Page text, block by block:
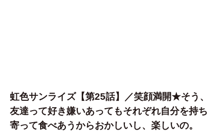
虹色サンライズ【第25話】／笑顔満開★そう、
友達って好き嫌いあってもそれぞれ自分を持ち
寄って食べあうからおかしいし、楽しいの。